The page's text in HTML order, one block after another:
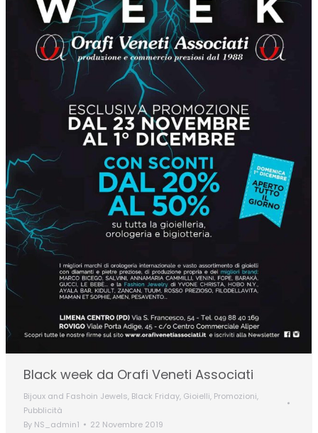
Black week da Orafi Veneti Associati
Bijoux and Fashoin Jewels, Black Friday, Gioielli, Promozioni,
Pubblicità
By NS_admin1 22 Novembre 2019